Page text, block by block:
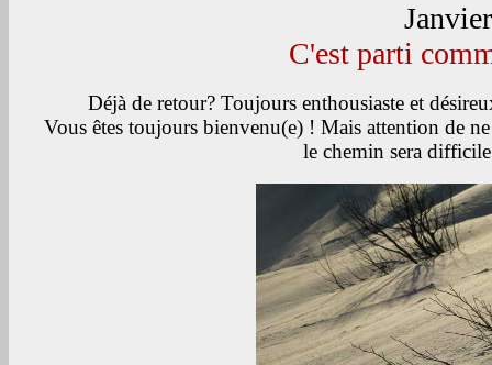
Janvier
C'est parti
Déjà de retour? Toujours enthousiaste et
Vous êtes toujours bienvenu(e) ! Mais attention de
le chemin sera